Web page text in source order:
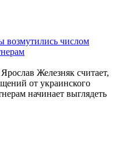
возмутились числом
Железняк считает,
от украинского
начинает выглядеть